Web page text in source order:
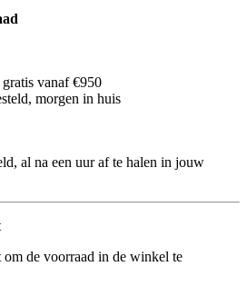
vanaf €950
morgen in huis
al na een uur af te halen in jouw
de voorraad in de winkel te